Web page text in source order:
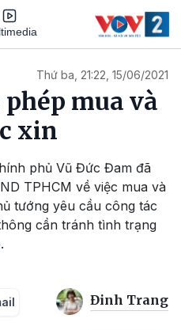
Thứ ba, 21:22, 15/06/2021
mua và
xin
phủ Vũ Đức Đam đã
TPHCM về việc mua và
tướng yêu cầu công tác
cần tránh tình trạng
Đinh Trang